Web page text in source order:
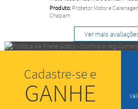
Produto:Protetor Motor e
Chapam
Ver mais
Cadastre-se e
GANHE